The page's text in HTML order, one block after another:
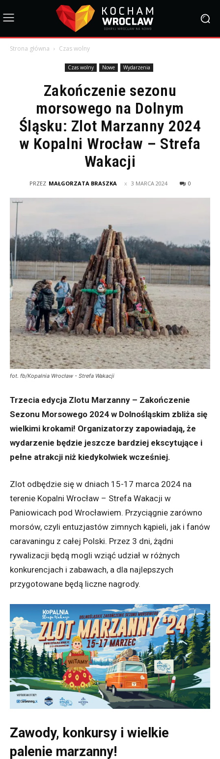
Strona główna Czas wolny
Czas wolny Nowe Wydarzenia
Zakończenie sezonu
morsowego na Dolnym
Śląsku: Zlot Marzanny 2024
w Kopalni Wrocław – Strefa
Wakacji
PRZEZ MAŁGORZATA BRASZKA 3 MARCA 2024 0
fot. fb/Kopalnia Wrocław - Strefa Wakacji
Trzecia edycja Zlotu Marzanny – Zakończenie
Sezonu Morsowego 2024 w Dolnośląskim zbliża się
wielkimi krokami! Organizatorzy zapowiadają, że
wydarzenie będzie jeszcze bardziej ekscytujące i
pełne atrakcji niż kiedykolwiek wcześniej.
Zlot odbędzie się w dniach 15-17 marca 2024 na
terenie Kopalni Wrocław – Strefa Wakacji w
Paniowicach pod Wrocławiem. Przyciągnie zarówno
morsów, czyli entuzjastów zimnych kąpieli, jak i fanów
caravaningu z całej Polski. Przez 3 dni, żądni
rywalizacji będą mogli wziąć udział w różnych
konkurencjach i zabawach, a dla najlepszych
przygotowane będą liczne nagrody.
Zawody, konkursy i wielkie
palenie marzanny!